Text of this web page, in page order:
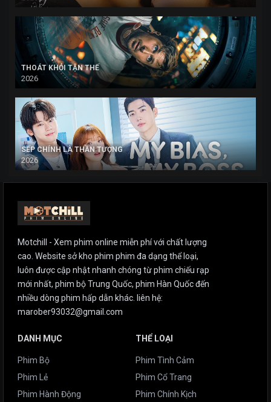
THOÁT KHỎI TẬN THẾ
2026
SẾP CHÍNH LÀ THẦN TƯỢNG
2026
Motchill - Xem phim online miễn phí với chất lượng
cao. Website sở kho phim phim đa dạng thể loại,
luôn được cập nhật nhanh chóng từ phim chiếu rạp
mới nhất, phim bộ Trung Quốc, phim Hàn Quốc đến
nhiều dòng phim hấp dẫn khác. liên hệ:
marober93032@gmail.com
DANH MỤC
Phim Bộ
Phim Lẻ
Phim Hành Động
THỂ LOẠI
Phim Tình Cảm
Phim Cổ Trang
Phim Chính Kịch